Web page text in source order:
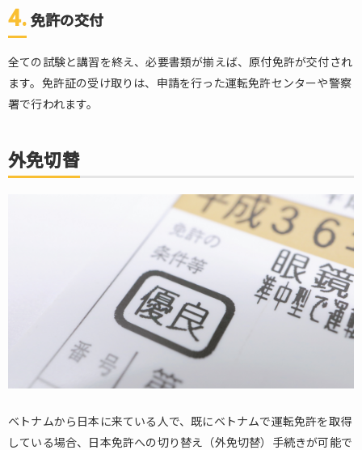
と
4. 免許の交付
全ての試験と講習を終え、必要書類が揃えば、原付免許が交付され
ます。免許証の受け取りは、申請を行った運転免許センターや警察
署で行われます。
外免切替
ベトナムから日本に来ている人で、既にベトナムで運転免許を取得
している場合、日本免許への切り替え（外免切替）手続きが可能で